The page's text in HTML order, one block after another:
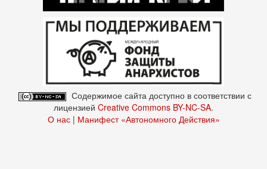
Содержимое сайта доступно в соответствии с
лицензией Creative Commons BY-NC-SA.
О нас| Манифест «Автономного Действия»